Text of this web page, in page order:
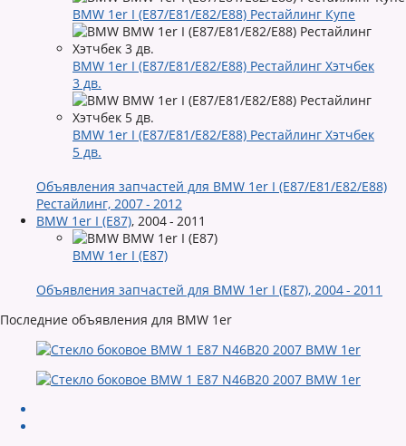
BMW 1er I (E87/E81/E82/E88) Рестайлинг Купе
BMW 1er I (E87/E81/E82/E88) Рестайлинг Хэтчбек
3 дв.
BMW 1er I (E87/E81/E82/E88) Рестайлинг Хэтчбек
5 дв.
Объявления запчастей для BMW 1er I (E87/E81/E82/E88)
Рестайлинг, 2007 - 2012
BMW 1er I (E87), 2004 - 2011
BMW 1er I (E87)
Объявления запчастей для BMW 1er I (E87), 2004 - 2011
Последние объявления для BMW 1er